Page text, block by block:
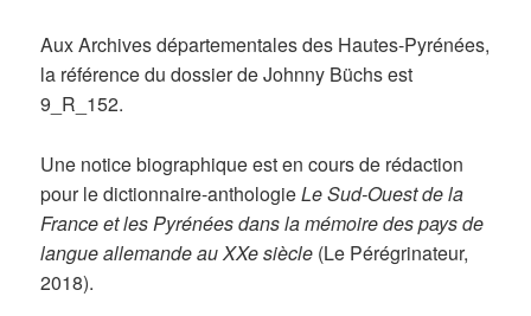
Aux Archives départementales des Hautes-Pyrénées,
la référence du dossier de Johnny Büchs est
9_R_152.
Une notice biographique est en cours de rédaction
pour le dictionnaire-anthologieLe Sud-Ouest de la
France et les Pyrénées dans la mémoire des pays de
langue allemande au XXe siècle (Le Pérégrinateur,
2018).